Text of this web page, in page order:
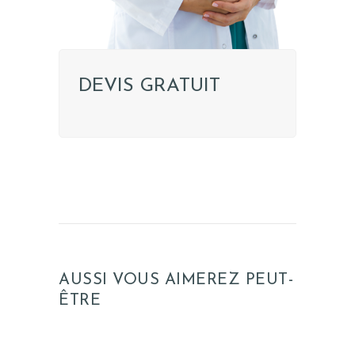
DEVIS GRATUIT
AUSSI VOUS AIMEREZ PEUT-
ÊTRE